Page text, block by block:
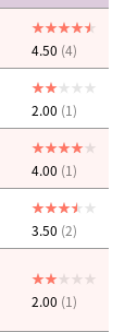
4.50 (4)
2.00 (1)
4.00 (1)
3.50 (2)
2.00 (1)